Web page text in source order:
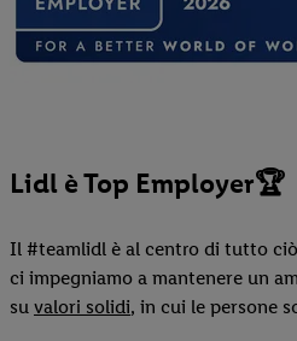
Lidl è Top Employer🏆
Il #teamlidl è al centro di tutto
ci impegniamo a mantenere un
su valori solidi, in cui le persone